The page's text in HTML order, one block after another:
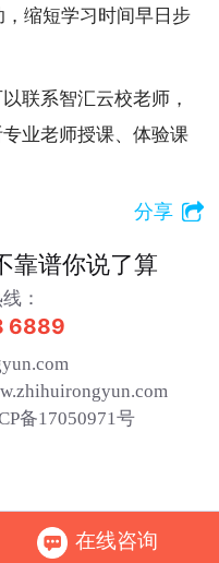
缩短学习时间早日步
联系智汇云校老师，
业老师授课、体验课
分享
靠谱你说了算
：
6889
备17050971号
在线咨询